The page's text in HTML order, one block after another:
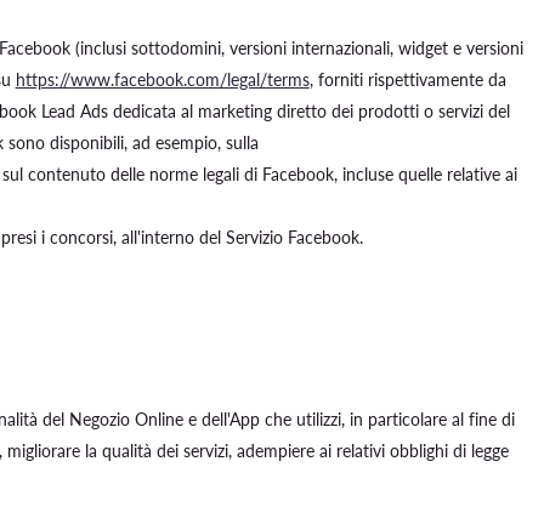
(inclusi sottodomini, versioni internazionali, widget e versioni
https://www.facebook.com/legal/terms, forniti rispettivamente da
Lead Ads dedicata al marketing diretto dei prodotti o servizi del
disponibili, ad esempio, sulla
contenuto delle norme legali di Facebook, incluse quelle relative ai
i concorsi, all'interno del Servizio Facebook.
del Negozio Online e dell'App che utilizzi, in particolare al fine di
la qualità dei servizi, adempiere ai relativi obblighi di legge